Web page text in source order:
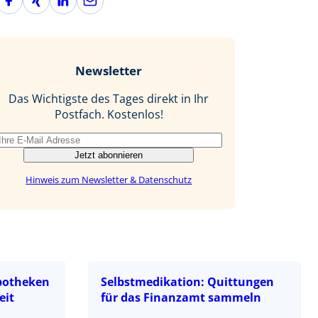
i
i
n
-
l
Newsletter
Das Wichtigste des Tages direkt in Ihr
Postfach. Kostenlos!
Jetzt abonnieren
Hinweis zum Newsletter & Datenschutz
Selbstmedikation: Quittungen
für das Finanzamt sammeln